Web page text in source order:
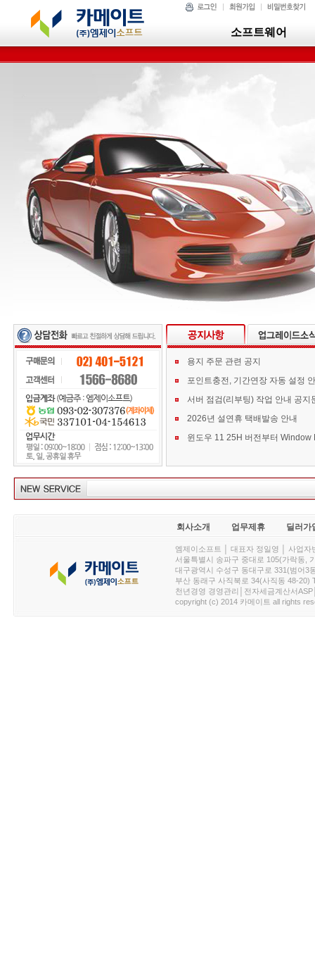
소프트웨어
용지 주문 관련 공지
포인트충전, 기간연장 자동 설정
서버 점검(리부팅) 작업 안내 공지
2026년 설연휴 택배발송 안내
회사소개 업무제휴 딜러가
엠제이소프트 │ 대표자 정일영 │ 사업
서울특별시 송파구 중대로 105(가락동,
대구광역시 수성구 동대구로 331(범어3
부산 동래구 사직북로 34(사직동 48-20)
천년경영 경영관리│전자세금계산서
copyright (c) 2014 카메이트 all rights